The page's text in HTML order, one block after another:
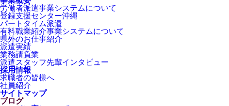
労働者派遣事業システムについて
登録支援センター沖縄
パートタイム派遣
有料職業紹介事業システムについて
県外のお仕事紹介
派遣実績
業務請負業
派遣スタッフ先輩インタビュー
採用情報
求職者の皆様へ
社員紹介
サイトマップ
ブログ